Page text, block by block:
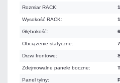
Rozmiar RACK:
Wysokość RACK:
Głębokość:
Obciążenie statyczne:
Drzwi frontowe:
Zdejmowalne panele boczne:
Panel tylny: